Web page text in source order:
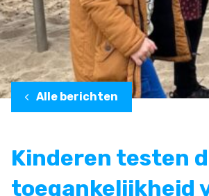
Alle berichten
Kinderen testen
toegankelijkheid